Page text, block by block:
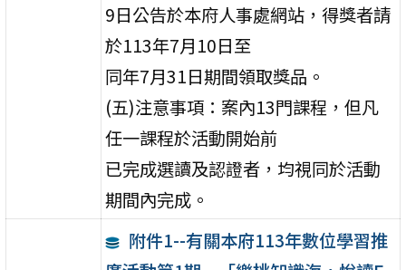
9日公告於本府人事處網站，得獎者請
於113年7月10日至
同年7月31日期間領取獎品。
(五)注意事項：案內13門課程，但凡
任一課程於活動開始前
已完成選讀及認證者，均視同於活動
期間內完成。
附件1--有關本府113年數位學習推